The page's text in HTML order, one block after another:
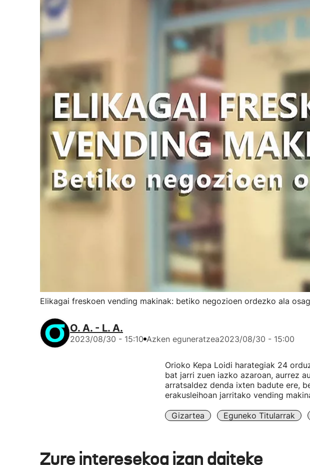
Elikagai freskoen vending makinak: betiko negozioen ordezko ala
O. A. - L. A.
2023/08/30 - 15:10 Azken eguneratzea2023/08/30 - 15:00
Orioko Kepa Loidi harategiak 24
bat jarri zuen iazko azaroan, aurrez
arratsaldez denda ixten badute ere,
erakusleihoan jarritako vending
Gizartea Eguneko Titularrak
Zure interesekoa izan daiteke